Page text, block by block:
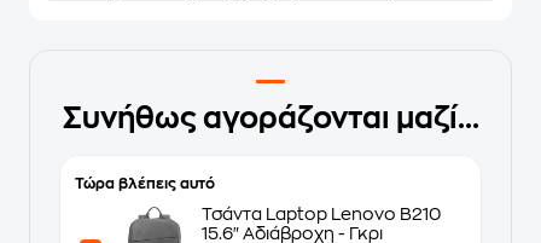
Συνήθως αγοράζονται μαζί...
Τώρα βλέπεις αυτό
Τσάντα Laptop Lenovo B210
15.6" Αδιάβροχη - Γκρι